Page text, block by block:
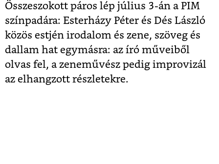
Összeszokott páros lép július 3-án a PIM
színpadára: Esterházy Péter és Dés László
közös estjén irodalom és zene, szöveg és
dallam hat egymásra: az író műveiből
olvas fel, a zeneművész pedig improvizál
az elhangzott részletekre.